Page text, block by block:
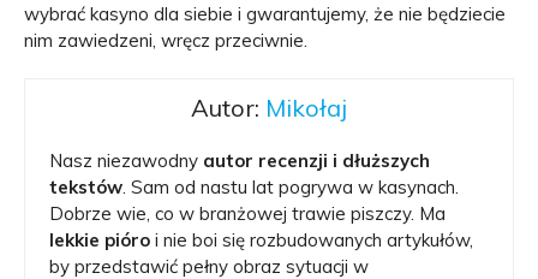
wybrać kasyno dla siebie i gwarantujemy, że nie będziecie
nim zawiedzeni, wręcz przeciwnie.
Mikołaj
Nasz niezawodny autor recenzji i dłuższych
tekstów. Sam od nastu lat pogrywa w kasynach.
Dobrze wie, co w branżowej trawie piszczy. Ma
lekkie pióro i nie boi się rozbudowanych artykułów,
by przedstawić pełny obraz sytuacji w